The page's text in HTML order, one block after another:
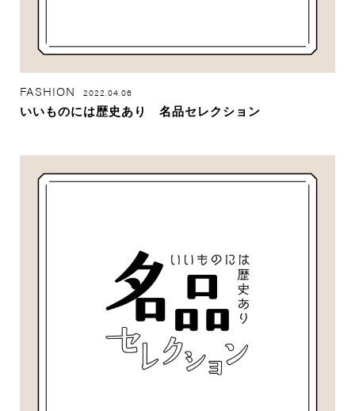
FASHION 2022.04.06
いいものには歴史あり 名品セレクション